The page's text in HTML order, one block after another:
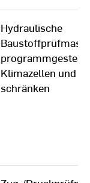
Hydraulische
Klimazellen und -
schränken